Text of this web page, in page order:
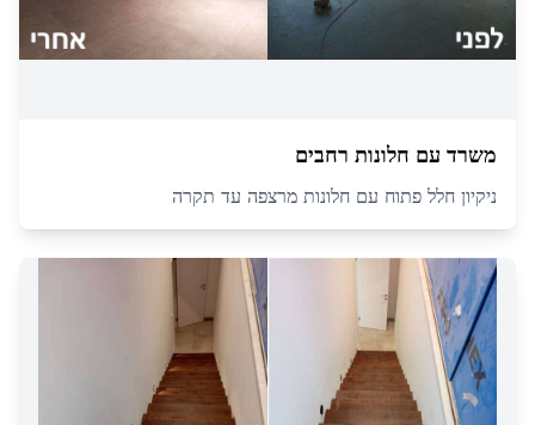
משרד עם חלונות רחבים
ניקיון חלל פתוח עם חלונות מרצפה עד תקרה